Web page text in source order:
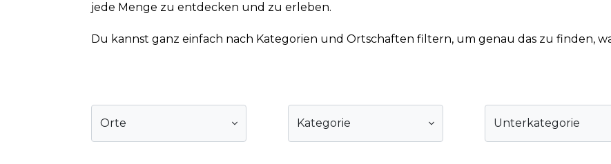
jede Menge zu entdecken und zu erleben.
Du kannst ganz einfach nach Kategorien und Ortschaften filtern, um genau das zu finden,
Orte Kategorie Unterkategorie